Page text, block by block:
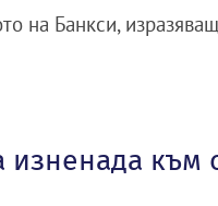
на Банкси,
към